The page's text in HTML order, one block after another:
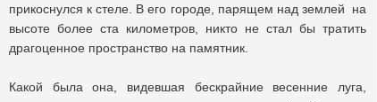
прикоснулся к стеле. В его городе, парящем над землей на
высоте более ста километров, никто не стал бы тратить
драгоценное пространство на памятник.
Какой была она, видевшая бескрайние весенние луга,